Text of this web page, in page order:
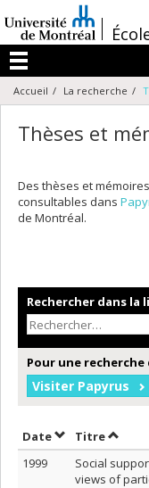
au
contenu
/
Menu
Accueil La recherche
Thèses et
Des thèses et
consultables dans
de Montréal.
Rechercher dans la
Pour une
Visiter Papyrus
DateTrier par date
TitreTrier
1999
Social
views of